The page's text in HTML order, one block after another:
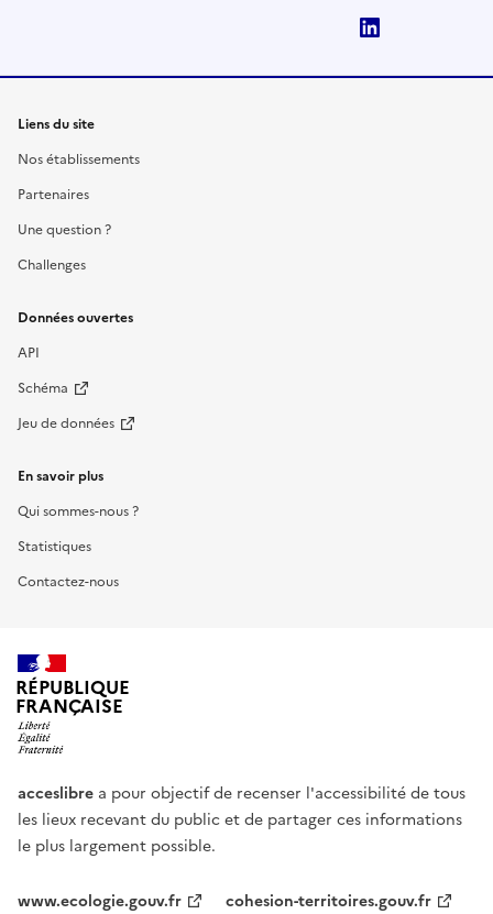
Liens du site
Nos établissements
Partenaires
Une question ?
Challenges
Données ouvertes
API
Schéma
Jeu de données
En savoir plus
Qui sommes-nous ?
Statistiques
Contactez-nous
RÉPUBLIQUE
FRANÇAISE
acceslibre a pour objectif de recenser l'accessibilité de tous
les lieux recevant du public et de partager ces informations
le plus largement possible.
www.ecologie.gouv.fr
cohesion-territoires.gouv.fr